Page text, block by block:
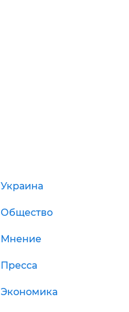
Украина
Общество
Мнение
Пресса
Экономика